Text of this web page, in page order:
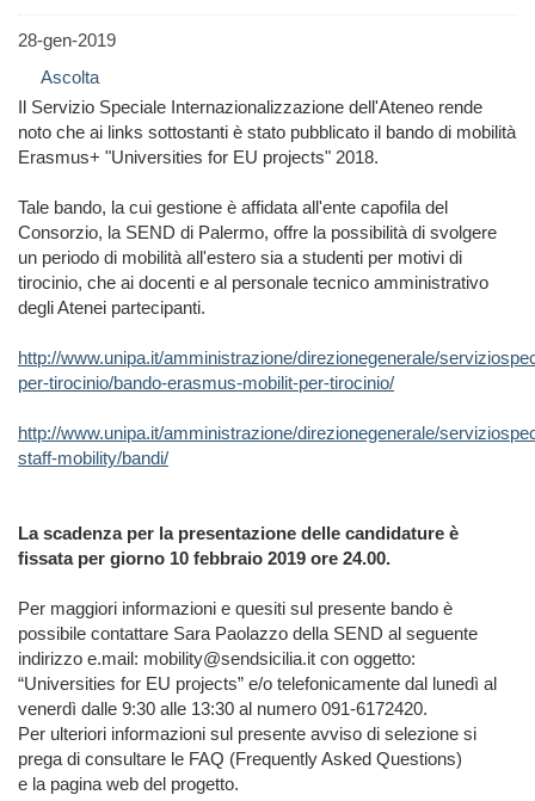
28-gen-2019
Ascolta
Il Servizio Speciale Internazionalizzazione dell'Ateneo rende
noto che ai links sottostanti è stato pubblicato il bando di mobilità
Erasmus+ "Universities for EU projects" 2018.
Tale bando, la cui gestione è affidata all'ente capofila del
Consorzio, la SEND di Palermo, offre la possibilità di svolgere
un periodo di mobilità all'estero sia a studenti per motivi di
tirocinio, che ai docenti e al personale tecnico amministrativo
degli Atenei partecipanti.
http://www.unipa.it/amministrazione/direzionegenerale/
per-tirocinio/bando-erasmus-mobilit-per-tirocinio/
http://www.unipa.it/amministrazione/direzionegenerale/
staff-mobility/bandi/
La scadenza per la presentazione delle candidature è
fissata per giorno 10 febbraio 2019 ore 24.00.
Per maggiori informazioni e quesiti sul presente bando è
possibile contattare Sara Paolazzo della SEND al seguente
indirizzo e.mail: mobility@sendsicilia.it con oggetto:
“Universities for EU projects” e/o telefonicamente dal lunedì al
venerdì dalle 9:30 alle 13:30 al numero 091-6172420.
Per ulteriori informazioni sul presente avviso di selezione si
prega di consultare le FAQ (Frequently Asked Questions)
e la pagina web del progetto.